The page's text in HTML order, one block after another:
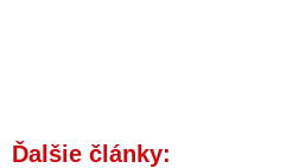
Ďalšie články: